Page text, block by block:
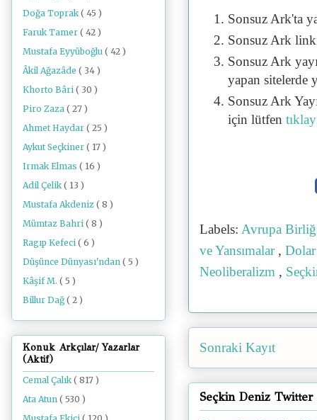
Sonsuz Ark'ta
Sonsuz Ark
Sonsuz Ark
yapan sitelerde
Sonsuz Ark
için lütfen
Labels: Avrupa
ve Yansımalar ,
Neoliberalizm ,
Sonraki Kayıt
Seçkin Deniz Twitter
Doğa Toprak ( 45 )
Faruk Tamer ( 42 )
Mustafa Eyyüboğlu ( 42 )
Âkil Ağazâde ( 34 )
Khorto Bâri ( 30 )
Piro Zaza ( 27 )
Ahmet Haydar ( 25 )
Aykut Seçkiner ( 17 )
Irmak Elmas ( 16 )
Adil Çelik ( 13 )
Mustafa Akdeniz ( 8 )
Mümtaz Bahri ( 8 )
Ragıp Kefeci ( 6 )
Düşünce Dünyası'ndan ( 5 )
Kâşif M. ( 5 )
Billur Dağ ( 2 )
Konuk Arkçılar/ Yazarlar
(Aktif)
Cemal Çalık( 817 )
Ata Atun ( 530 )